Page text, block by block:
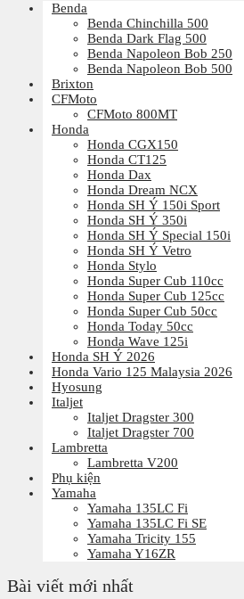
Benda
Benda Chinchilla 500
Benda Dark Flag 500
Benda Napoleon Bob 250
Benda Napoleon Bob 500
Brixton
CFMoto
CFMoto 800MT
Honda
Honda CGX150
Honda CT125
Honda Dax
Honda Dream NCX
Honda SH Ý 150i Sport
Honda SH Ý 350i
Honda SH Ý Special 150i
Honda SH Ý Vetro
Honda Stylo
Honda Super Cub 110cc
Honda Super Cub 125cc
Honda Super Cub 50cc
Honda Today 50cc
Honda Wave 125i
Honda SH Ý 2026
Honda Vario 125 Malaysia 2026
Hyosung
Italjet
Italjet Dragster 300
Italjet Dragster 700
Lambretta
Lambretta V200
Phụ kiện
Yamaha
Yamaha 135LC Fi
Yamaha 135LC Fi SE
Yamaha Tricity 155
Yamaha Y16ZR
Bài viết mới nhất